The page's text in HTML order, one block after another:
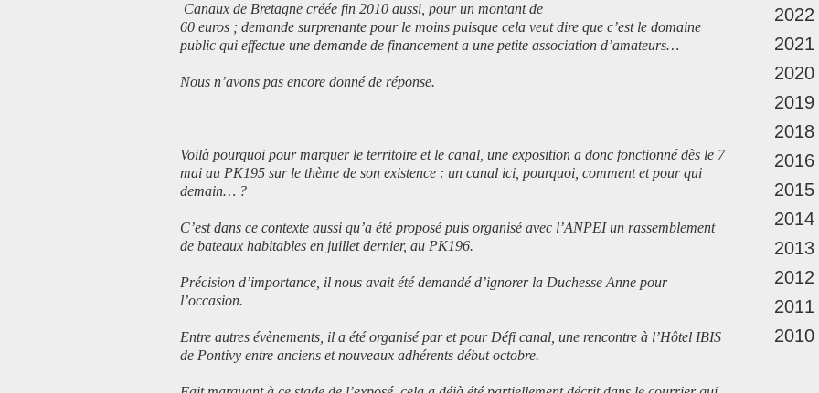
Canaux de Bretagne créée fin 2010 aussi, pour un montant de
60 euros ; demande surprenante pour le moins puisque cela veut dire que c’est le domaine
public qui effectue une demande de financement a une petite association d’amateurs…
Nous n’avons pas encore donné de réponse.
Voilà pourquoi pour marquer le territoire et le canal, une exposition a donc fonctionné dès le 7
mai au PK195 sur le thème de son existence : un canal ici, pourquoi, comment et pour qui
demain… ?
C’est dans ce contexte aussi qu’a été proposé puis organisé avec l’ANPEI un rassemblement
de bateaux habitables en juillet dernier, au PK196.
Précision d’importance, il nous avait été demandé d’ignorer la Duchesse Anne pour
l’occasion.
Entre autres évènements, il a été organisé par et pour Défi canal, une rencontre à l’Hôtel IBIS
de Pontivy entre anciens et nouveaux adhérents début octobre.
2022
2021
2020
2019
2018
2016
2015
2014
2013
2012
2011
2010